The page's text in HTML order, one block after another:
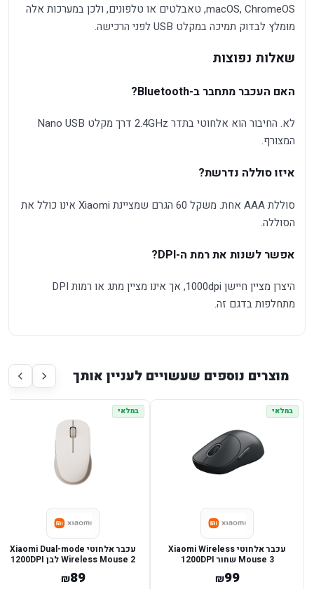
macOS, ChromeOS, טאבלטים או טלפונים, ולכן במערכות אלה
מומלץ לבדוק תמיכה במקלט USB לפני הרכישה.
שאלות נפוצות
האם העכבר מתחבר ב-Bluetooth?
לא. החיבור הוא אלחוטי בתדר 2.4GHz דרך מקלט Nano USB
המצורף.
איזו סוללה נדרשת?
סוללת AAA אחת. משקל 60 הגרם שמציינת Xiaomi אינו כולל את
הסוללה.
אפשר לשנות את רמת ה-DPI?
היצרן מציין חיישן 1000dpi, אך אינו מציין מתג או רמות DPI
מתחלפות בדגם זה.
מוצרים נוספים שעשויים לעניין אותך
במלאי
עכבר אלחוטי Xiaomi Wireless
Mouse 3 שחור ‏1200DPI
₪99
במלאי
עכבר אלחוטי Xiaomi Dual-mode
Wireless Mouse 2 לבן ‏1200DPI
₪89